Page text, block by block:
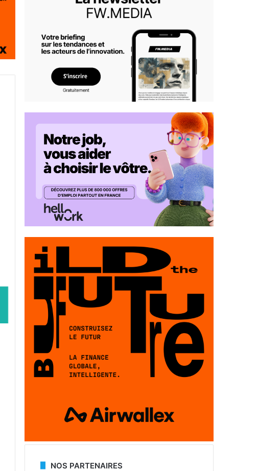
NOS PARTENAIRES